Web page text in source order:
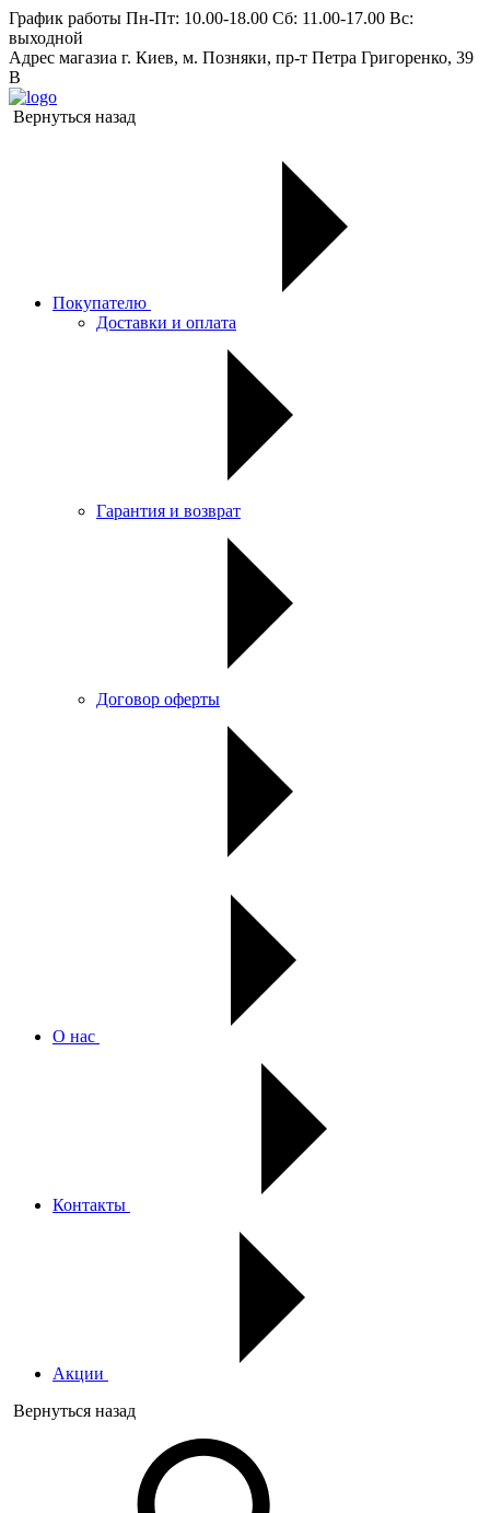
График работы Пн-Пт: 10.00-18.00 Сб: 11.00-17.00 Вс:
выходной
Адрес магазиа г. Киев, м. Позняки, пр-т Петра Григоренко, 39
В
Вернуться назад
Покупателю
Доставки и оплата
Гарантия и возврат
Договор оферты
О нас
Контакты
Акции
Вернуться назад